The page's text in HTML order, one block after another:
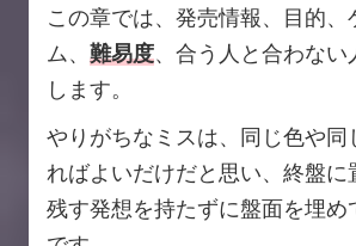
この章では、発売情報、目的、
ム、 難易度、合う人と合わない
します。
やりがちなミスは、同じ色や同
ればよいだけだと思い、終盤に
残す発想を持たずに盤面を埋め